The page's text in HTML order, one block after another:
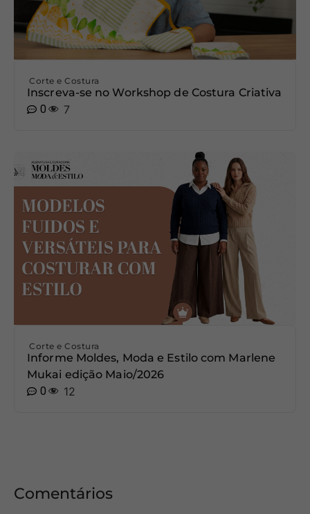
Corte e Costura
Inscreva-se no Workshop de Costura Criativa
0
7
Corte e Costura
Informe Moldes, Moda e Estilo com Marlene
Mukai edição Maio/2026
0
12
Comentários